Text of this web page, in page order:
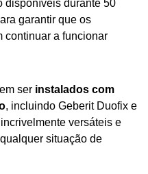
disponíveis durante 50
garantir que os
continuar a funcionar
ser instalados com
, incluindo Geberit Duofix e
versáteis e
situação de